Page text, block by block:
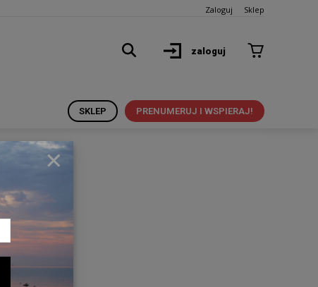
Zaloguj Sklep
zaloguj
PRENUMERUJ I WSPIERAJ!
SKLEP
×